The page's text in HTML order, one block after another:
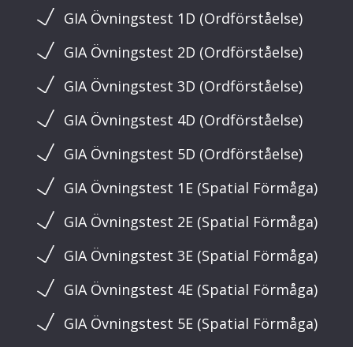
GIA Övningstest 1D (Ordförståelse)
GIA Övningstest 2D (Ordförståelse)
GIA Övningstest 3D (Ordförståelse)
GIA Övningstest 4D (Ordförståelse)
GIA Övningstest 5D (Ordförståelse)
GIA Övningstest 1E (Spatial Förmåga)
GIA Övningstest 2E (Spatial Förmåga)
GIA Övningstest 3E (Spatial Förmåga)
GIA Övningstest 4E (Spatial Förmåga)
GIA Övningstest 5E (Spatial Förmåga)